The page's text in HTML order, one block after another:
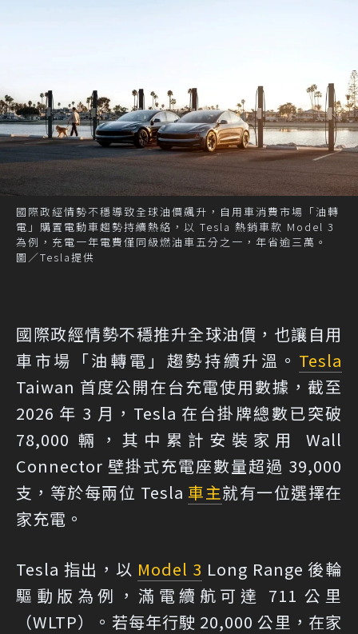
國際政經情勢不穩導致全球油價飆升，自用車消費市場「油轉
電」購置電動車趨勢持續熱絡，以 Tesla 熱銷車款 Model 3
為例，充電一年電費僅同級燃油車五分之一，年省逾三萬。
圖／Tesla提供
國際政經情勢不穩推升全球油價，也讓自用
車市場「油轉電」趨勢持續升溫。 Tesla
Taiwan 首度公開在台充電使用數據，截至
2026 年 3 月，Tesla 在台掛牌總數已突破
78,000 輛，其中累計安裝家用 Wall
Connector 壁掛式充電座數量超過 39,000
支，等於每兩位 Tesla車主就有一位選擇在
家充電。
Tesla 指出，以 Model 3 Long Range 後輪
驅動版為例，滿電續航可達 711 公里
（WLTP）。若每年行駛 20,000 公里，在家